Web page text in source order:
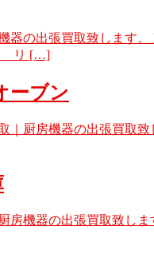
器の出張買取致します
リ […]
ーブン
｜厨房機器の出張買取
房機器の出張買取致し